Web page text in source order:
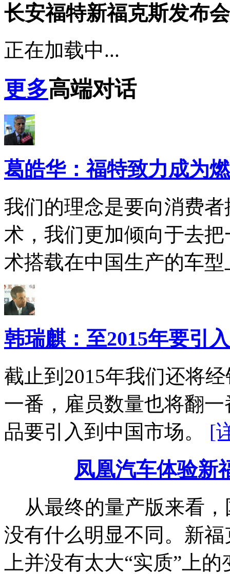
长安福特新福克斯发布会
正在加载中...
更多高端对话
葛皓华：福特致力成为
我们的理念是要向消费
术，我们更加倾向于去
术搭载在中国生产的车
韩瑞麒：至2015年要引
截止到2015年我们还将
一番，雇员数量也将翻
品要引入到中国市场。 [
凤凰汽车体验新
从最终的量产版来看，
没有什么明显不同。新
上并没有太大“实质”上